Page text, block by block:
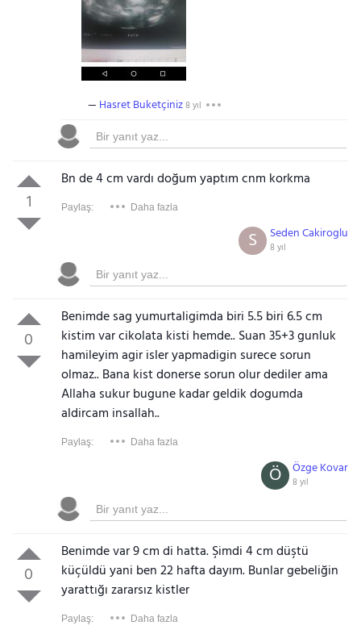
Hasret Buketçiniz8 yıl
1
Bn de 4 cm vardı doğum yaptım cnm korkma
Paylaş: Daha fazla
Seden Cakiroglu
8 yıl
S
0
Benimde sag yumurtaligimda biri 5.5 biri 6.5 cm
kistim var cikolata kisti hemde.. Suan 35+3 gunluk
hamileyim agir isler yapmadigin surece sorun
olmaz.. Bana kist donerse sorun olur dediler ama
Allaha sukur bugune kadar geldik dogumda
aldircam insallah..
Paylaş: Daha fazla
Özge Kovar
8 yıl
Ö
0
Benimde var 9 cm di hatta. Şimdi 4 cm düştü
küçüldü yani ben 22 hafta dayım. Bunlar gebeliğin
yarattığı zararsız kistler
Paylaş: Daha fazla